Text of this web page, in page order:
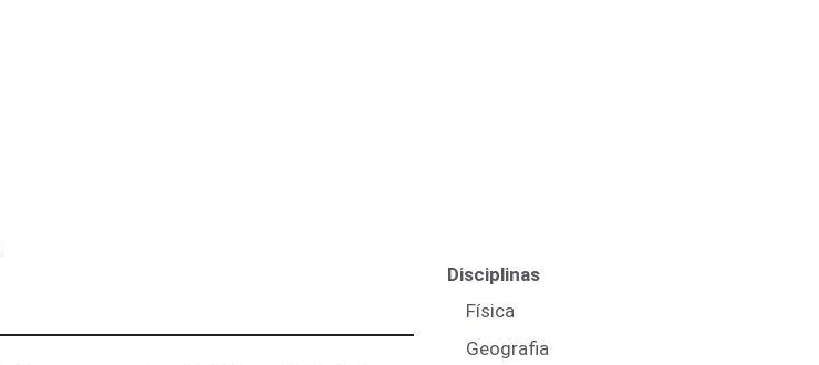
Disciplinas
Física
Geografia